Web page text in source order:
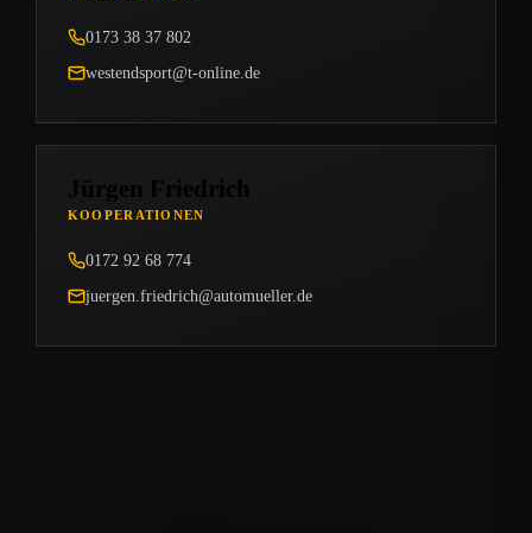
0173 38 37 802
westendsport@t-online.de
Jürgen Friedrich
KOOPERATIONEN
0172 92 68 774
juergen.friedrich@automueller.de